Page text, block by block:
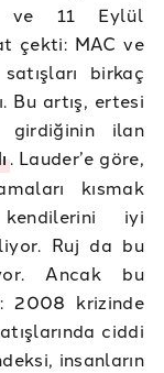
ve 11 Eylül
çekti: MAC ve
birkaç
Bu artış, ertesi
girdiğinin ilan
. Lauder’e göre,
kısmak
iyi
Ruj da bu
Ancak bu
2008 krizinde
ciddi
insanların